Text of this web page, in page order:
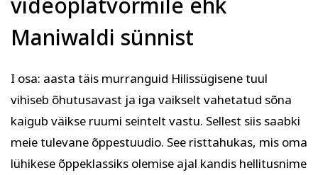
Maniwaldi sünnist
I osa: aasta täis murranguid Hilissügisene tuul
vihiseb õhutusavast ja iga vaikselt vahetatud sõna
kaigub väikse ruumi seintelt vastu. Sellest siis saabki
meie tulevane õppestuudio. See risttahukas, mis oma
lühikese õppeklassiks olemise ajal kandis hellitusnime